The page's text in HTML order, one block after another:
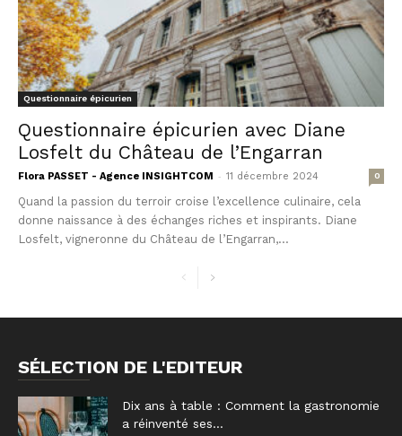
Questionnaire épicurien
Questionnaire épicurien avec Diane
Losfelt du Château de l’Engarran
Flora PASSET - Agence INSIGHTCOM - 11 décembre 2024 0
Quand la passion du terroir croise l’excellence culinaire, cela
donne naissance à des échanges riches et inspirants. Diane
Losfelt, vigneronne du Château de l’Engarran,...
SÉLECTION DE L'EDITEUR
Dix ans à table : Comment la gastronomie
a réinventé ses...